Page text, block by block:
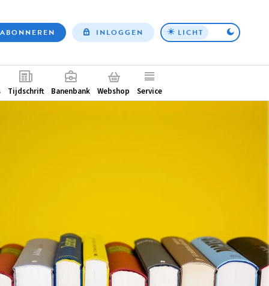
Top
ABONNEREN INLOGGEN LICHT
Tijdschrift Banenbank Webshop Service